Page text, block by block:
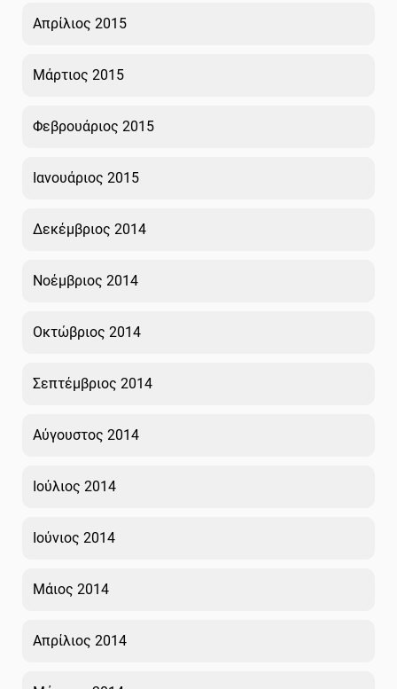
Απρίλιος 2015
Μάρτιος 2015
Φεβρουάριος 2015
Ιανουάριος 2015
Δεκέμβριος 2014
Νοέμβριος 2014
Οκτώβριος 2014
Σεπτέμβριος 2014
Αύγουστος 2014
Ιούλιος 2014
Ιούνιος 2014
Μάιος 2014
Απρίλιος 2014